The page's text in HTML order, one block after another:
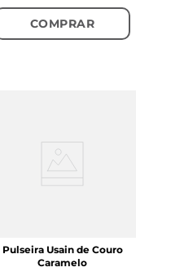
COMPRAR
Pulseira Usain de Couro
Caramelo